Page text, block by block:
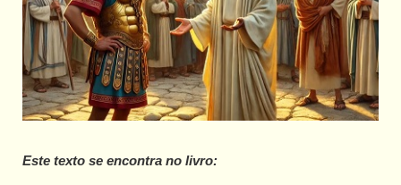
Este texto se encontra no livro: